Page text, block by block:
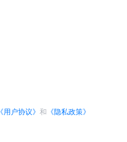
《用户协议》和 《隐私政策》